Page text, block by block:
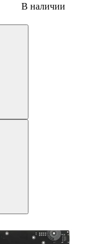
В наличии